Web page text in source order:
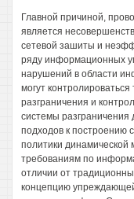
Главной причиной,
является
сетевой зашиты и
ряду информационных
нарушений в области
могут
разграничения и
системы разграничения
подходов к построению
политики динамической
требованиям по
отличии от
концепцию